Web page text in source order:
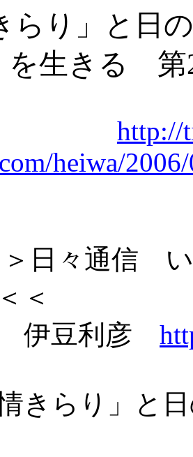
らり」と
を生きる 第
http://
heiwa/
日々通信 い
＜
利彦
情きらり」と